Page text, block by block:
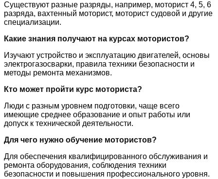
Существуют разные разряды, например, моторист 4, 5, 6
разряда, вахтенный моторист, моторист судовой и другие
специализации.
Какие знания получают на курсах мотористов?
Изучают устройство и эксплуатацию двигателей, основы
электрогазосварки, правила техники безопасности и
методы ремонта механизмов.
Кто может пройти курс моториста?
Люди с разным уровнем подготовки, чаще всего
имеющие среднее образование и опыт работы или
допуск к технической деятельности.
Для чего нужно обучение мотористов?
Для обеспечения квалифицированного обслуживания и
ремонта оборудования, соблюдения техники
безопасности и повышения профессионального уровня.